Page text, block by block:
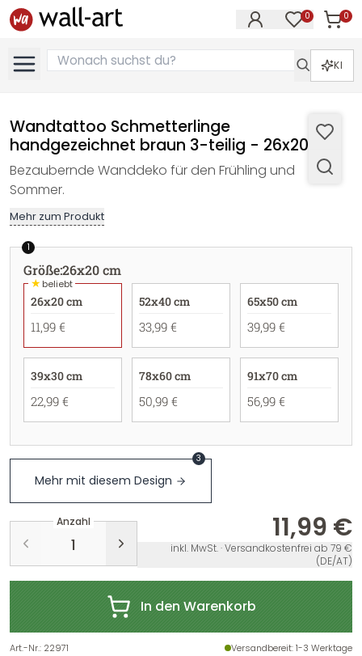
0 0
KI
Wandtattoo Schmetterlinge
handgezeichnet braun 3-teilig - 26x20 cm
Bezaubernde Wanddeko für den Frühling und
Sommer.
Mehr zum Produkt
1
Größe:26x20 cm
★beliebt
26x20 cm
11,99 €
52x40 cm
33,99 €
65x50 cm
39,99 €
39x30 cm
22,99 €
78x60 cm
50,99 €
91x70 cm
56,99 €
Mehr mit diesem Design
3
Anzahl 11,99 €
inkl. MwSt. · Versandkostenfrei ab 79 €
(DE/AT)
In den Warenkorb
Art.-Nr.: 22971 Versandbereit: 1-3 Werktage